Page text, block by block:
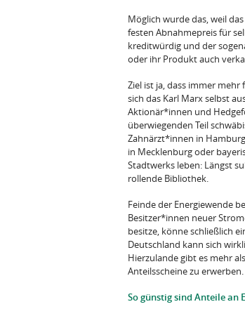
Möglich wurde das, weil
festen Abnahmepreis für
kreditwürdig und der
oder ihr Produkt auch
Ziel ist ja, dass immer
sich das Karl Marx selbst
Aktionär*innen und
überwiegenden Teil
Zahnärzt*innen in
in Mecklenburg oder
Stadtwerks leben: Längst
rollende Bibliothek.
Feinde der Energiewende
Besitzer*innen neuer
besitze, könne schließlich
Deutschland kann sich
Hierzulande gibt es mehr
Anteilsscheine zu erwerben.
So günstig sind Anteile an